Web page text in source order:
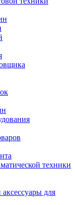
техники
аксессуары для